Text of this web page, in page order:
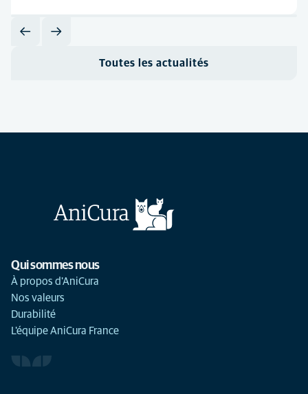
Toutes les actualités
Qui sommes nous
À propos d'AniCura
Nos valeurs
Durabilité
L'équipe AniCura France